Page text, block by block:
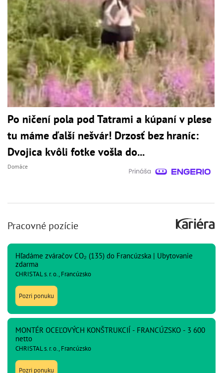
Po ničení pola pod Tatrami a kúpaní v plese
tu máme ďalší nešvár! Drzosť bez hraníc:
Dvojica kvôli fotke vošla do...
Domáce
Pracovné pozície
Hľadáme zváračov CO₂ (135) do Francúzska | Ubytovanie
zdarma
CHRISTAL s. r. o., Francúzsko
Pozri ponuku
MONTÉR OCEĽOVÝCH KONŠTRUKCIÍ - FRANCÚZSKO - 3 600
netto
CHRISTAL s. r. o., Francúzsko
Pozri ponuku